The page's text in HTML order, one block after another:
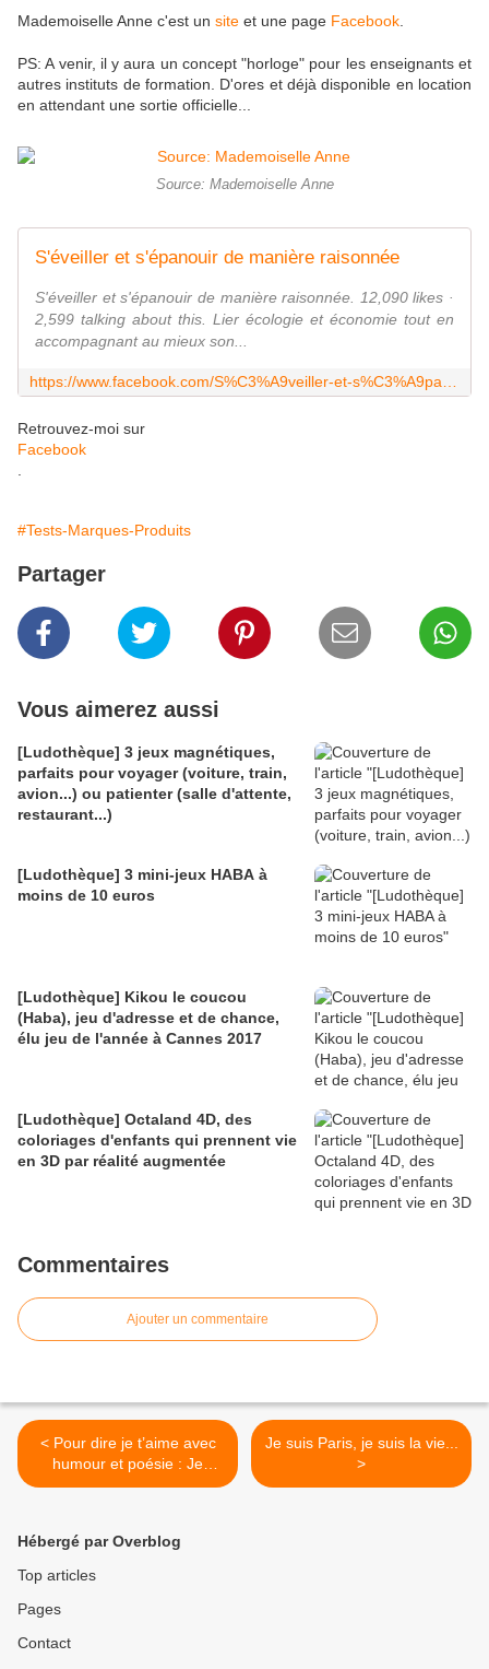
Mademoiselle Anne c'est un site et une page Facebook
PS: A venir, il y aura un concept "horloge" pour les enseignants et
autres instituts de formation. D'ores et déjà disponible en location
en attendant une sortie officielle...
Source: Mademoiselle Anne
S'éveiller et s'épanouir de manière raisonnée
S'éveiller et s'épanouir de manière raisonnée. 12,090 likes ·
2,599 talking about this. Lier écologie et économie tout en
accompagnant au mieux son...
Retrouvez-moi sur
Facebook
#Tests-Marques-Produits
Partager
Vous aimerez aussi
[Ludothèque] 3 jeux magnétiques,
parfaits pour voyager (voiture, train,
avion...) ou patienter (salle d'attente,
restaurant...)
[Ludothèque] 3 mini-jeux HABA à
moins de 10 euros
[Ludothèque] Kikou le coucou
(Haba), jeu d'adresse et de chance,
élu jeu de l'année à Cannes 2017
[Ludothèque] Octaland 4D, des
coloriages d'enfants qui prennent vie
en 3D par réalité augmentée
Commentaires
Ajouter un commentaire
< Pour dire je t’aime avec
humour et poésie : Je
t'aime gros comme ça
Je suis Paris, je suis la vie...
>
Hébergé par Overblog
Top articles
Pages
Contact